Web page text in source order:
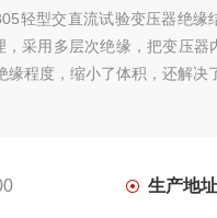
轻型交直流试验变压器绝缘
，采用多层次绝缘，把变压器
缘程度，缩小了体积，还解决
生产地址